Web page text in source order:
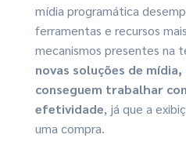
mídia programática
ferramentas e recursos
mecanismos presentes na
novas soluções de mídia,
conseguem trabalhar
efetividade, já que a
uma compra.